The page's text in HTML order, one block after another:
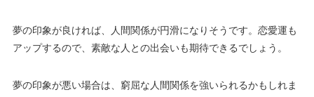
夢の印象が良ければ、人間関係が円滑になりそうです。恋愛運も
アップするので、素敵な人との出会いも期待できるでしょう。
夢の印象が悪い場合は、窮屈な人間関係を強いられるかもしれま